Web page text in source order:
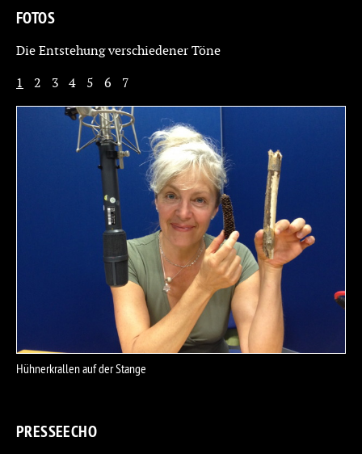
FOTOS
Die Entstehung verschiedener Töne
Hühnerkrallen auf der Stange
1 2 3 4 5 6 7
PRESSEECHO